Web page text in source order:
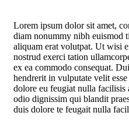
Lorem ipsum dolor sit amet,
diam nonummy nibh euismod
aliquam erat volutpat. Ut wisi
nostrud exerci tation
ex ea commodo consequat.
hendrerit in vulputate velit
dolore eu feugiat nulla facilisis
odio dignissim qui blandit
duis dolore te feugait nulla